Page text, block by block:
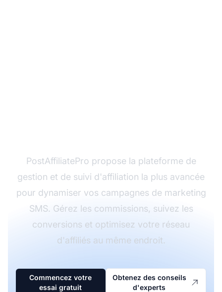
PostAffiliatePro propose la plateforme de
gestion et de suivi d'affiliation la plus avancée
pour dynamiser vos campagnes de marketing
SMS. Gérez les commissions, suivez les
conversions et optimisez votre réseau
d'affiliés au même endroit.
Commencez votre
essai gratuit
Obtenez des conseils
d'experts